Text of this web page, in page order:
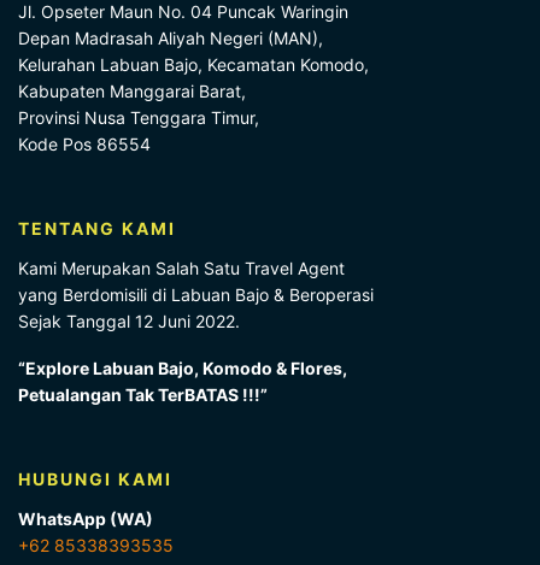
Jl. Opseter Maun No. 04 Puncak Waringin
Depan Madrasah Aliyah Negeri (MAN),
Kelurahan Labuan Bajo, Kecamatan Komodo,
Kabupaten Manggarai Barat,
Provinsi Nusa Tenggara Timur,
Kode Pos 86554
TENTANG KAMI
Kami Merupakan Salah Satu Travel Agent
yang Berdomisili di Labuan Bajo & Beroperasi
Sejak Tanggal 12 Juni 2022.
“Explore Labuan Bajo, Komodo & Flores,
Petualangan Tak TerBATAS !!!”
HUBUNGI KAMI
WhatsApp (WA)
+62 85338393535